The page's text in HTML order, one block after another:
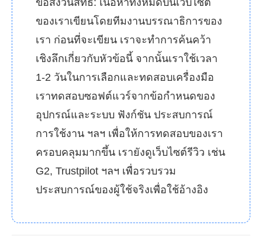
ข้อสงวนสิทธิ์: เนื้อหาทั้งหมดบนเว็บไซต์
ของเราเขียนโดยทีมงานบรรณาธิการของ
เรา ก่อนที่จะเขียน เราจะทำการค้นคว้า
เชิงลึกเกี่ยวกับหัวข้อนี้ จากนั้นเราใช้เวลา
1-2 วันในการเลือกและทดสอบเครื่องมือ
เราทดสอบซอฟต์แวร์จากข้อกำหนดของ
อุปกรณ์และระบบ ฟังก์ชัน ประสบการณ์
การใช้งาน ฯลฯ เพื่อให้การทดสอบของเรา
ครอบคลุมมากขึ้น เรายังดูเว็บไซต์รีวิว เช่น
G2, Trustpilot ฯลฯ เพื่อรวบรวม
ประสบการณ์ของผู้ใช้จริงเพื่อใช้อ้างอิง